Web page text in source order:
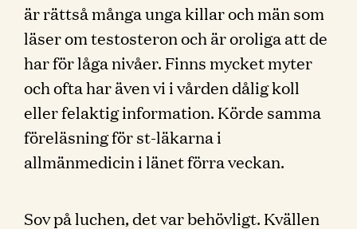
är rättså många unga killar och män som
läser om testosteron och är oroliga att de
har för låga nivåer. Finns mycket myter
och ofta har även vi i vården dålig koll
eller felaktig information. Körde samma
föreläsning för st-läkarna i
allmänmedicin i länet förra veckan.
Sov på luchen, det var behövligt. Kvällen